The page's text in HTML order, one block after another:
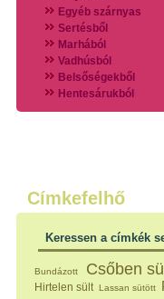
Egyéb szárnyas
Sertésből
Marhából
Vadhúsból
Belsőségekből
Hentesárukból
Vadszárnyasokból
Köretek
Klasszikus főzelékek
Zöldséges ételek
Hidegkonyhai
Főtt tészták
Címkefelhő
Keressen a címkék
Bundázott Csőben
Hirtelen sült Lassan sütött